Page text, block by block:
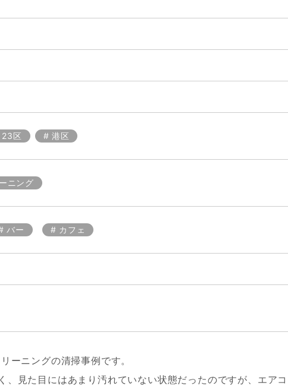
23区 港区
ニング
バー カフェ
ーニングの清掃事例です。
、見た目にはあまり汚れていない状態だったのですが、エア